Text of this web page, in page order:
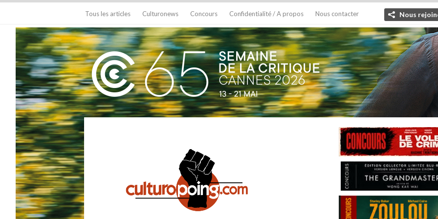
Tous les articles Culturonews Concours Confidentialité / A propos Nous contacter Nous